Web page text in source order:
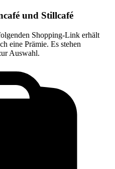
und Stillcafé
Shopping-Link erhält
eine Prämie. Es stehen
Auswahl.